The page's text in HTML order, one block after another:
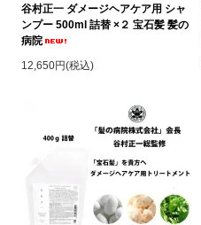
谷村正一 ダメージヘアケア用 シャ
ンプー 500ml 詰替 ×２ 宝石髪 髪の
病院
12,650円(税込)